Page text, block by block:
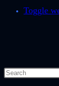
Toggle